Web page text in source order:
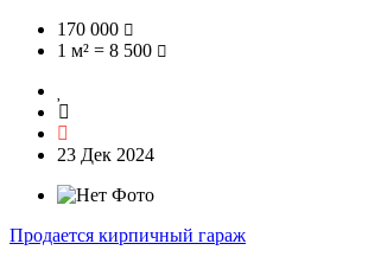
170 000
1 м² = 8 500
23 Дек 2024
Продается кирпичный гараж